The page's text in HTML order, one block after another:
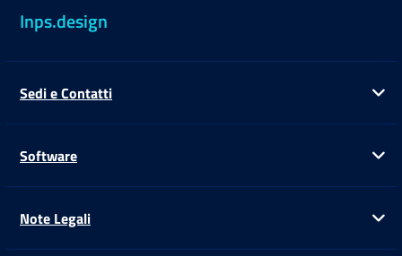
Inps.design
Sedi e Contatti
Software
Note Legali